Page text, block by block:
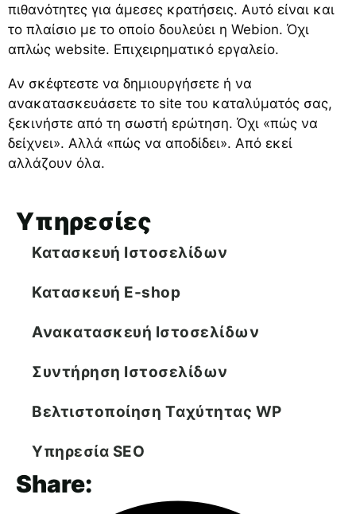
πιθανότητες για άμεσες κρατήσεις. Αυτό είναι και
το πλαίσιο με το οποίο δουλεύει η Webion. Όχι
απλώς website. Επιχειρηματικό εργαλείο.
Αν σκέφτεστε να δημιουργήσετε ή να
ανακατασκευάσετε το site του καταλύματός σας,
ξεκινήστε από τη σωστή ερώτηση. Όχι «πώς να
δείχνει». Αλλά «πώς να αποδίδει». Από εκεί
αλλάζουν όλα.
Υπηρεσίες
Κατασκευή Ιστοσελίδων
Κατασκευή E-shop
Ανακατασκευή Ιστοσελίδων
Συντήρηση Ιστοσελίδων
Βελτιστοποίηση Tαχύτητας WP
Υπηρεσία SEO
Share: